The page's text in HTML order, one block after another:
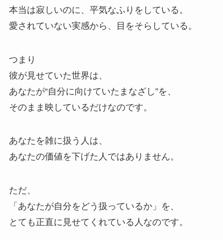
本当は寂しいのに、平気なふりをしている。
愛されていない実感から、目をそらしている。
つまり
彼が見せていた世界は、
あなたが“自分に向けていたまなざし”を、
そのまま映しているだけなのです。
あなたを雑に扱う人は、
あなたの価値を下げた人ではありません。
ただ、
「あなたが自分をどう扱っているか」を、
とても正直に見せてくれている人なのです。